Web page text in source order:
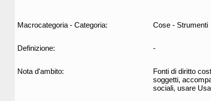
Macrocategoria - Categoria: Cose - Strumenti
Definizione: -
Nota d'ambito:
Fonti di diritto
soggetti,
sociali, usare